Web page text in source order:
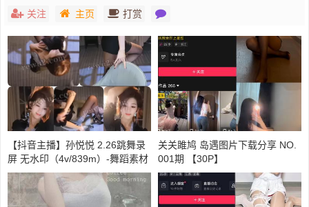
关注 主页 打赏
【抖音主播】孙悦悦 2.26跳舞录
屏 无水印（4v/839m）-舞蹈素材
关关雎鸠 岛遇图片下载分享 NO.
001期 【30P】